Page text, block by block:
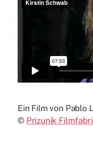
Ein Film von Pablo
© Prizunik